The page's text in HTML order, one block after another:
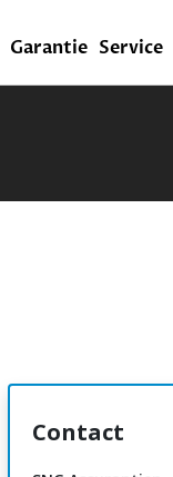
Garantie Service